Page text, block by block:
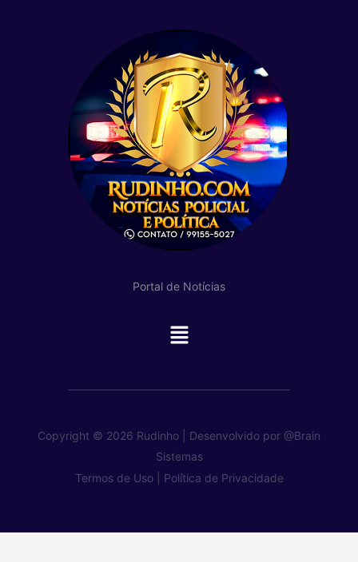
Portal de Notícias
Main
Copyright © 2026 Rudinho | Desenvolvido por @Brain
Sistemas
Termos de Uso |
Política de Privacidade